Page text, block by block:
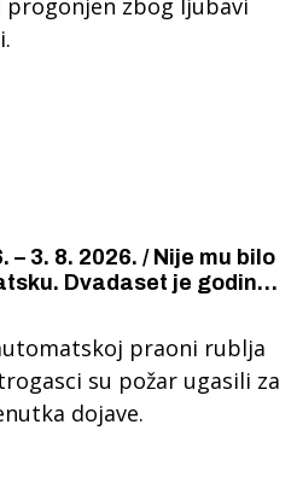
– 3. 8. 2026. / Nije mu bilo
Dvadaset je godina